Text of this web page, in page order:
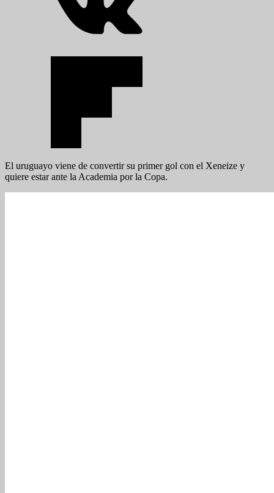
El uruguayo viene de convertir su primer gol con el Xeneize y
quiere estar ante la Academia por la Copa.